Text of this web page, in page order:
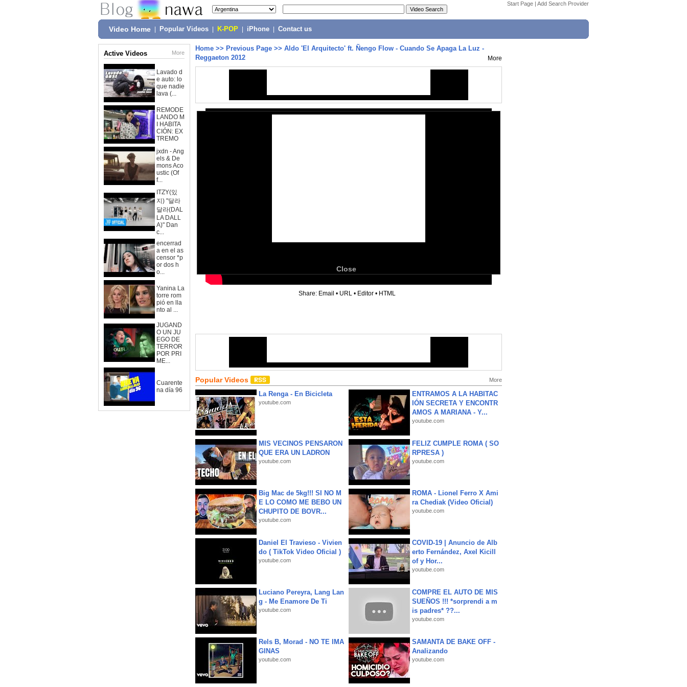
Start Page | Add Search Provider
Video Home Popular Videos K-POP iPhone Contact us
Active Videos More
Lavado d
e auto: lo
que nadie
lava (...
REMODE
LANDO M
I HABITA
CIÓN: EX
TREMO
jxdn - Ang
els & De
mons Aco
ustic (Of
f...
ITZY(있
지) "달라
달라(DAL
LA DALL
A)" Dan
c...
encerrad
a en el as
censor *p
or dos h
o...
Yanina La
torre rom
pió en lla
nto al ...
JUGAND
O UN JU
EGO DE
TERROR
POR PRI
ME...
Cuarente
na día 96
Home >> Previous Page >> Aldo 'El Arquitecto' ft. Ñengo Flow - Cuando Se Apaga La Luz -
Reggaeton 2012
More
Close
Share: Email • URL • Editor • HTML
Popular Videos More
La Renga - En Bicicleta
youtube.com
ENTRAMOS A LA HABITAC
IÓN SECRETA Y ENCONTR
AMOS A MARIANA - Y...
youtube.com
MIS VECINOS PENSARON
QUE ERA UN LADRON
youtube.com
FELIZ CUMPLE ROMA ( SO
RPRESA )
youtube.com
Big Mac de 5kg!!! SI NO M
E LO COMO ME BEBO UN
CHUPITO DE BOVR...
youtube.com
ROMA - Lionel Ferro X Ami
ra Chediak (Video Oficial)
youtube.com
Daniel El Travieso - Vivien
do ( TikTok Video Oficial )
youtube.com
COVID-19 | Anuncio de Alb
erto Fernández, Axel Kicill
of y Hor...
youtube.com
Luciano Pereyra, Lang Lan
g - Me Enamore De Ti
youtube.com
COMPRE EL AUTO DE MIS
SUEÑOS !!! *sorprendi a m
is padres* ??...
youtube.com
Rels B, Morad - NO TE IMA
GINAS
youtube.com
SAMANTA DE BAKE OFF -
Analizando
youtube.com